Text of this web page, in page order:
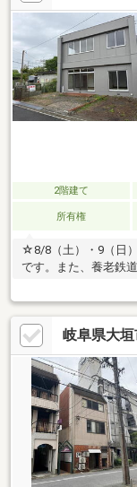
2階建て
所有権
☆8/8（土）・9（日
です。また、養老鉄
岐阜県大